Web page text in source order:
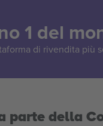
1 del
di rivendita più
parte della